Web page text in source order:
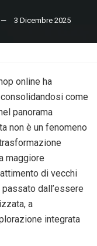
3 Dicembre 2025
online ha
come
panorama
non è un fenomeno
maggiore
di vecchi
dall’essere
a
integrata